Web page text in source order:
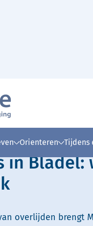
Orienteren Tijdens
woorden
in Bladel:
overlijden brengt